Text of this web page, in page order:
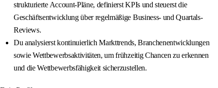
strukturierte Account-Pläne, definierst KPIs und steuerst die
Geschäftsentwicklung über regelmäßige Business- und Quartals-
Reviews.
Du analysierst kontinuierlich Markttrends, Branchenentwicklungen
sowie Wettbewerbsaktivitäten, um frühzeitig Chancen zu erkennen
und die Wettbewerbsfähigkeit sicherzustellen.